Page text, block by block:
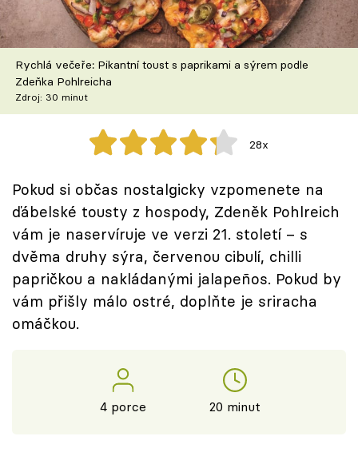
Recepty z TV
Speciál: Cuketa
Těhotnej kuchař
Sledujte prima+
Přihlášení
Sledujte nás
Rychlá večeře: Pikantní toust s paprikami a sýrem podle
Zdeňka Pohlreicha
Zdroj: 30 minut
28x
Pokud si občas nostalgicky vzpomenete na
ďábelské tousty z hospody, Zdeněk Pohlreich
vám je naservíruje ve verzi 21. století – s
dvěma druhy sýra, červenou cibulí, chilli
papričkou a nakládanými jalapeños. Pokud by
vám přišly málo ostré, doplňte je sriracha
omáčkou.
4 porce 20 minut